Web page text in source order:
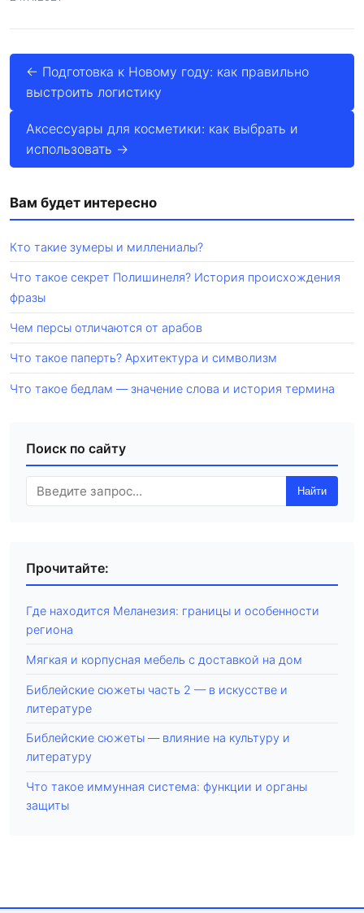
← Подготовка к Новому году: как правильно
выстроить логистику
Аксессуары для косметики: как выбрать и
использовать →
Вам будет интересно
Кто такие зумеры и миллениалы?
Что такое секрет Полишинеля? История происхождения
фразы
Чем персы отличаются от арабов
Что такое паперть? Архитектура и символизм
Что такое бедлам — значение слова и история термина
Поиск по сайту
Найти
Прочитайте:
Где находится Меланезия: границы и особенности
региона
Мягкая и корпусная мебель с доставкой на дом
Библейские сюжеты часть 2 — в искусстве и
литературе
Библейские сюжеты — влияние на культуру и
литературу
Что такое иммунная система: функции и органы
защиты